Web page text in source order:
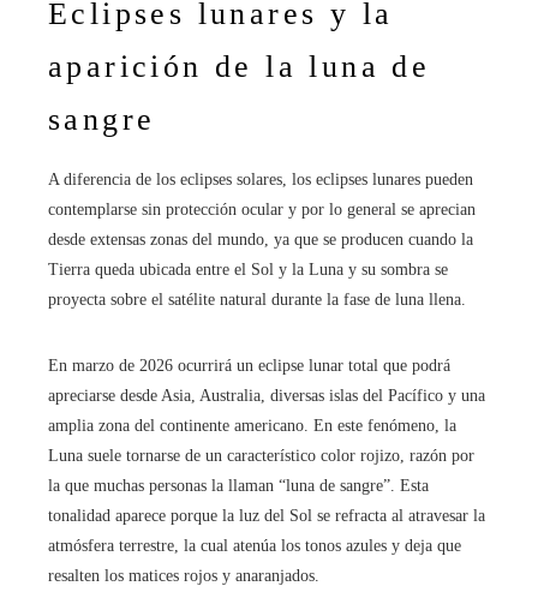
Eclipses lunares y la
aparición de la luna de
sangre
A diferencia de los eclipses solares, los eclipses lunares pueden
contemplarse sin protección ocular y por lo general se aprecian
desde extensas zonas del mundo, ya que se producen cuando la
Tierra queda ubicada entre el Sol y la Luna y su sombra se
proyecta sobre el satélite natural durante la fase de luna llena.
En marzo de 2026 ocurrirá un eclipse lunar total que podrá
apreciarse desde Asia, Australia, diversas islas del Pacífico y una
amplia zona del continente americano. En este fenómeno, la
Luna suele tornarse de un característico color rojizo, razón por
la que muchas personas la llaman “luna de sangre”. Esta
tonalidad aparece porque la luz del Sol se refracta al atravesar la
atmósfera terrestre, la cual atenúa los tonos azules y deja que
resalten los matices rojos y anaranjados.